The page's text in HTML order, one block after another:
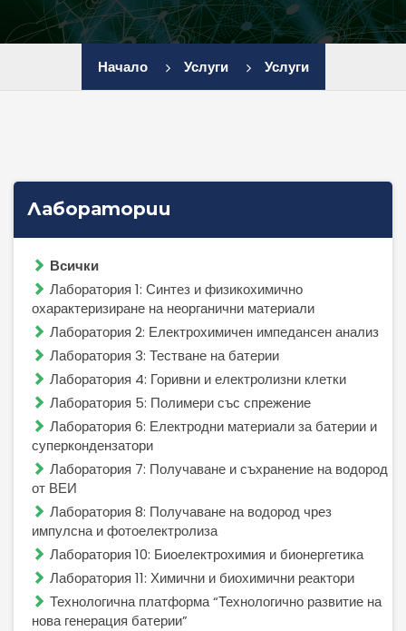
ИЕЕС - БАН
ИОНХ - БАН
ЛБ - ПУ
ЦВТ - ХТМУ
ЦЛ СЕНЕИ - БАН
Управленска структура
Оперативна структура
Лаборатории
Начало Услуги Услуги
Лаборатории
Всички
Лаборатория 1: Синтез и физикохимично
охарактеризиране на неорганични материали
Лаборатория 2: Електрохимичен импедансен анализ
Лаборатория 3: Тестване на батерии
Лаборатория 4: Горивни и електролизни клетки
Лаборатория 5: Полимери със спрежение
Лаборатория 6: Електродни материали за батерии и
суперкондензатори
Лаборатория 7: Получаване и съхранение на водород
от ВЕИ
Лаборатория 8: Получаване на водород чрез
импулсна и фотоелектролиза
Лаборатория 10: Биоелектрохимия и бионергетика
Лаборатория 11: Химични и биохимични реактори
Технологична платформа “Технологично развитие на
нова генерация батерии”